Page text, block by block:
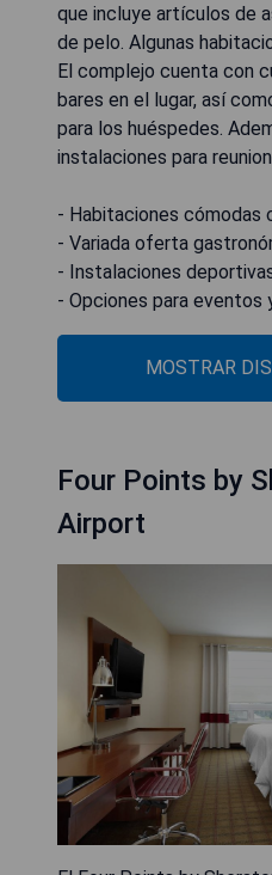
que incluye artículos de
de pelo. Algunas
El complejo cuenta con
bares en el lugar, así
para los huéspedes.
instalaciones para
- Habitaciones cómodas
- Variada oferta
- Instalaciones
- Opciones para eventos
MOSTRAR
Four Points by
Airport